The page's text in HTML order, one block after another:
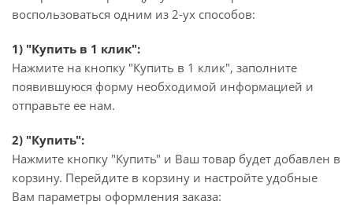
воспользоваться одним из 2-ух способов:
1) "Купить в 1 клик":
Нажмите на кнопку "Купить в 1 клик", заполните
появившуюся форму необходимой информацией и
отправьте ее нам.
2) "Купить":
Нажмите кнопку "Купить" и Ваш товар будет добавлен в
корзину. Перейдите в корзину и настройте удобные
Вам параметры оформления заказа: